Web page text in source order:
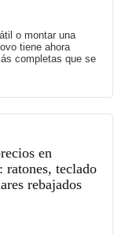
o montar una
tiene ahora
completas que se
en
ratones, teclado
rebajados